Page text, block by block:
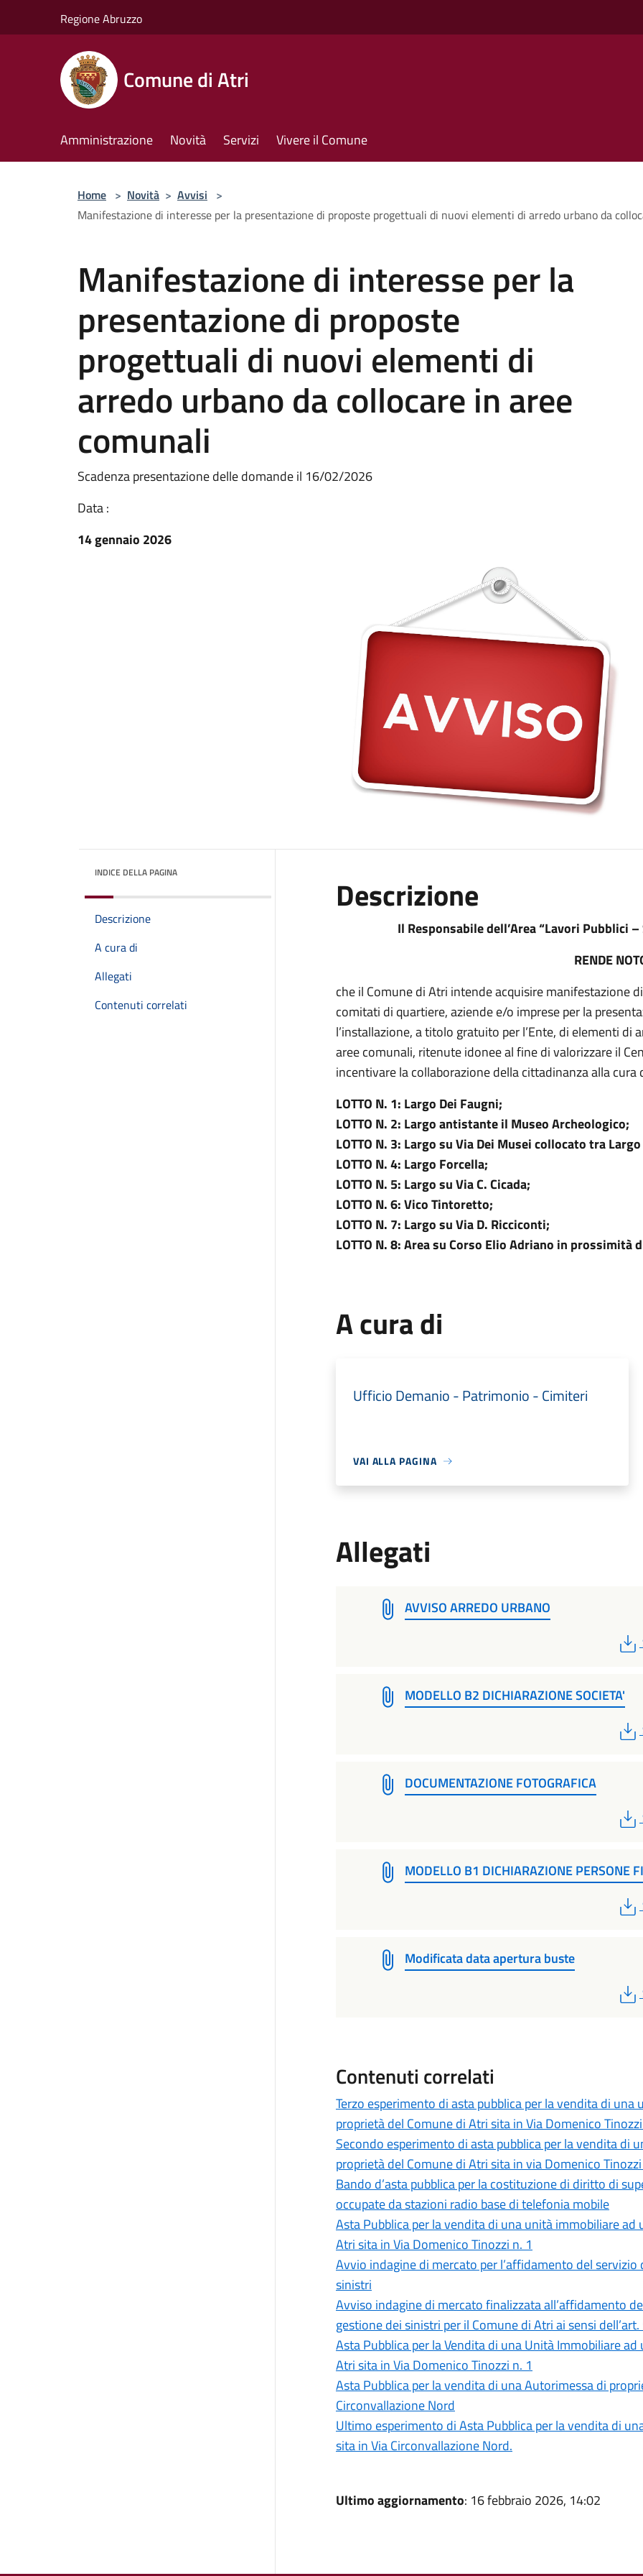
Regione Abruzzo
Comune di Atri
Amministrazione Novità Servizi Vivere il Comune
Home > Novità > Avvisi >
Manifestazione di interesse per la presentazione di proposte progettuali di nuovi elementi di arredo urbano da
Manifestazione di interesse per la
presentazione di proposte
progettuali di nuovi elementi di
arredo urbano da collocare in aree
comunali
Scadenza presentazione delle domande il 16/02/2026
Data :
14 gennaio 2026
INDICE DELLA PAGINA
Descrizione
A cura di
Allegati
Contenuti correlati
Descrizione
Il Responsabile dell’Area “Lavori Pubblici
RENDE
che il Comune di Atri intende acquisire manifestazione
comitati di quartiere, aziende e/o imprese per la
l’installazione, a titolo gratuito per l’Ente, di elementi di
aree comunali, ritenute idonee al fine di valorizzare il
incentivare la collaborazione della cittadinanza alla cura
LOTTO N. 1: Largo Dei Faugni;
LOTTO N. 2: Largo antistante il Museo Archeologico;
LOTTO N. 3: Largo su Via Dei Musei collocato tra
LOTTO N. 4: Largo Forcella;
LOTTO N. 5: Largo su Via C. Cicada;
LOTTO N. 6: Vico Tintoretto;
LOTTO N. 7: Largo su Via D. Ricciconti;
LOTTO N. 8: Area su Corso Elio Adriano in prossimità
A cura di
Ufficio Demanio - Patrimonio - Cimiteri
VAI ALLA PAGINA
Allegati
AVVISO ARREDO URBANO
MODELLO B2 DICHIARAZIONE SOCIETA'
DOCUMENTAZIONE FOTOGRAFICA
MODELLO B1 DICHIARAZIONE PERSONE
Modificata data apertura buste
Contenuti correlati
Terzo esperimento di asta pubblica per la vendita di
proprietà del Comune di Atri sita in Via Domenico
Secondo esperimento di asta pubblica per la vendita di
proprietà del Comune di Atri sita in via Domenico
Bando d’asta pubblica per la costituzione di diritto di
occupate da stazioni radio base di telefonia mobile
Asta Pubblica per la vendita di una unità immobiliare
Atri sita in Via Domenico Tinozzi n. 1
Avvio indagine di mercato per l’affidamento del
sinistri
Avviso indagine di mercato finalizzata all’affidamento
gestione dei sinistri per il Comune di Atri ai sensi
Asta Pubblica per la Vendita di una Unità Immobiliare
Atri sita in Via Domenico Tinozzi n. 1
Asta Pubblica per la vendita di una Autorimessa di
Circonvallazione Nord
Ultimo esperimento di Asta Pubblica per la vendita di
sita in Via Circonvallazione Nord.
Ultimo aggiornamento: 16 febbraio 2026, 14:02